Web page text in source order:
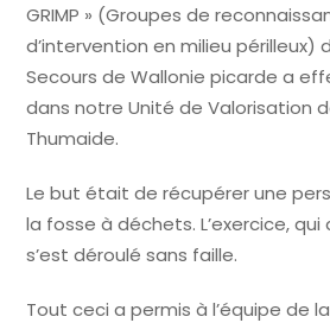
GRIMP » (Groupes de
d’intervention en milieu périlleux)
Secours de Wallonie picarde a
dans notre Unité de Valorisation
Thumaide.
Le but était de récupérer une
la fosse à déchets. L’exercice, qui
s’est déroulé sans faille.
Tout ceci a permis à l’équipe de